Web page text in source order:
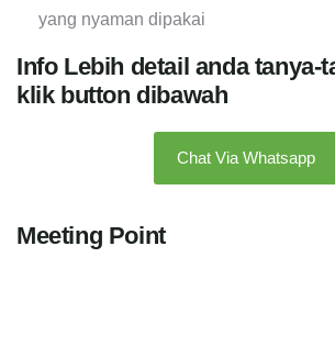
yang nyaman dipakai
Info Lebih detail anda tanya-
klik button dibawah
Chat Via Whatsapp
Meeting Point